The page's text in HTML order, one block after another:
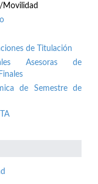
Movilidad
de Titulación
Asesoras de
de Semestre de